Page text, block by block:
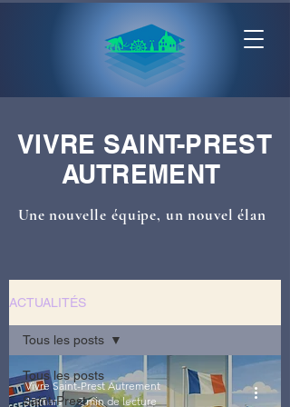
VIVRE SAINT-PREST
AUTREMENT
Une nouvelle équipe, un nouvel élan
ACTUALITÉS
Tous les posts
Saint-Prest
Tous les posts
Vivre Saint-Prest Autrement
13 mars
2 min de lecture